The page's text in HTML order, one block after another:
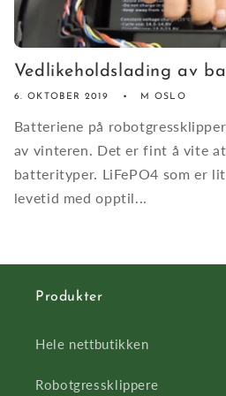
Vedlikeholdslading av
6. OKTOBER 2019 M OSLO
Batteriene på
av vinteren. Det er fint å vite
batterityper. LiFePO4 som er
levetid med opptil...
Produkter
Hele nettbutikken
Robotgressklippere